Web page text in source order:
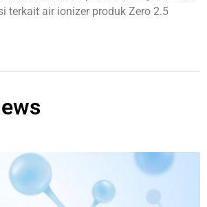
terkait air ionizer produk Zero 2.5